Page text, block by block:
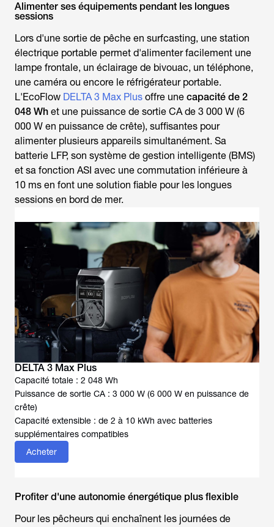
Alimenter ses équipements pendant les longues
sessions
Lors d'une sortie de pêche en surfcasting, une station
électrique portable permet d'alimenter facilement une
lampe frontale, un éclairage de bivouac, un téléphone,
une caméra ou encore le réfrigérateur portable.
L'EcoFlow DELTA 3 Max Plus offre une capacité de 2
048 Wh et une puissance de sortie CA de 3 000 W (6
000 W en puissance de crête), suffisantes pour
alimenter plusieurs appareils simultanément. Sa
batterie LFP, son système de gestion intelligente (BMS)
et sa fonction ASI avec une commutation inférieure à
10 ms en font une solution fiable pour les longues
sessions en bord de mer.
DELTA 3 Max Plus
Capacité totale : 2 048 Wh
Puissance de sortie CA : 3 000 W (6 000 W en puissance de
crête)
Capacité extensible : de 2 à 10 kWh avec batteries
supplémentaires compatibles
Acheter
Profiter d'une autonomie énergétique plus flexible
Pour les pêcheurs qui enchaînent les journées de